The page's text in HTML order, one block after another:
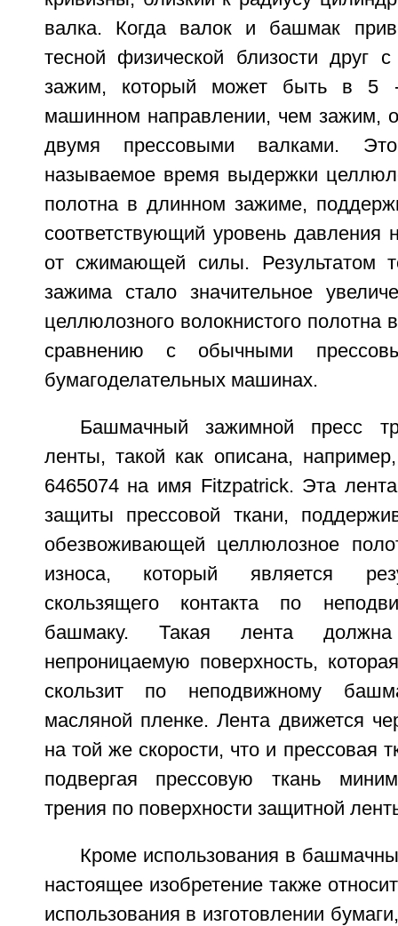
валка. Когда валок и башмак
тесной физической близости друг с
зажим, который может быть в 5
машинном направлении, чем зажим,
двумя прессовыми валками.
называемое время выдержки
полотна в длинном зажиме,
соответствующий уровень
от сжимающей силы. Результатом
зажима стало значительное
целлюлозного волокнистого
сравнению с обычными
бумагоделательных машинах.
Башмачный зажимной пресс
ленты, такой как описана,
6465074 на имя Fitzpatrick. Эта
защиты прессовой ткани,
обезвоживающей целлюлозное
износа, который является
скользящего контакта по
башмаку. Такая лента
непроницаемую поверхность,
скользит по неподвижному
масляной пленке. Лента движется
на той же скорости, что и прессовая
подвергая прессовую ткань
трения по поверхности защитной
Кроме использования в
настоящее изобретение также
использования в изготовлении